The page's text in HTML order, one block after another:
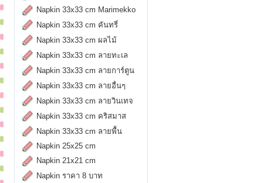
Napkin 33x33 cm Marimekko
Napkin 33x33 cm คันทรี่
Napkin 33x33 cm ผลไม้
Napkin 33x33 cm ลายทะเล
Napkin 33x33 cm ลายการ์ตูน
Napkin 33x33 cm ลายอื่นๆ
Napkin 33x33 cm ลายวินเทจ
Napkin 33x33 cm คริสมาส
Napkin 33x33 cm ลายพื้น
Napkin 25x25 cm
Napkin 21x21 cm
Napkin ราคา 8 บาท